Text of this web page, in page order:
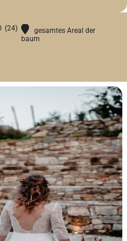
(24)
gesamtes Areal der
baum